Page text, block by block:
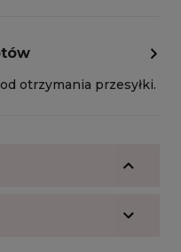
otrzymania przesyłki.